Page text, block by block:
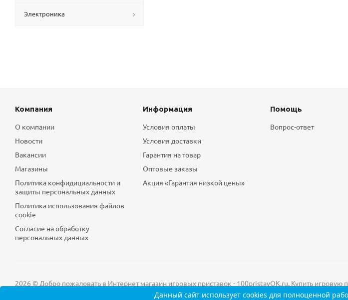
Электроника
Компания
О компании
Новости
Вакансии
Магазины
Политика конфидициальности и
защиты персональных данных
Политика использования файлов
cookie
Согласие на обработку
персональных данных
Информация
Условия оплаты
Условия доставки
Гарантия на товар
Оптовые заказы
Акция «Гарантия низкой цены»
Помощь
Вопрос-ответ
2026 © Добро пожаловать в Интернет магазин игровых приставок - 100pristavOK.ru. Купить игровую
Данный сайт использует cookies для полноценной